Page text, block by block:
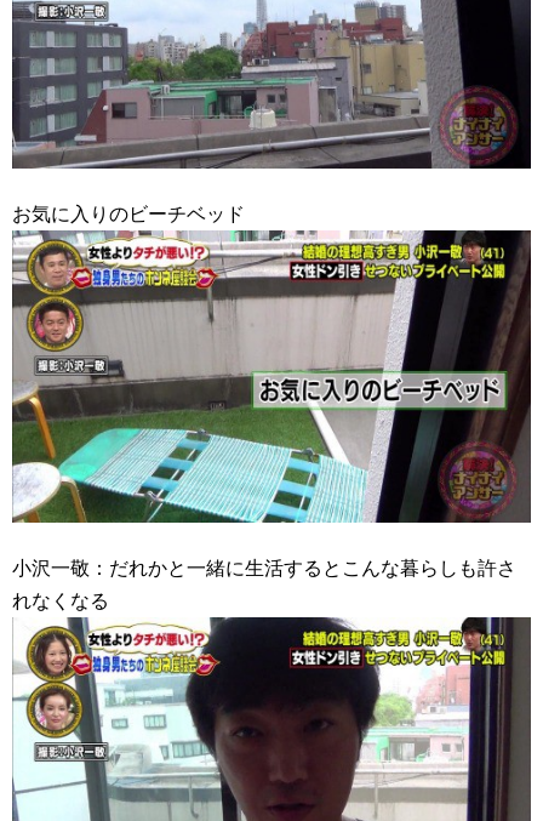
お気に入りのビーチベッド
小沢一敬：だれかと一緒に生活するとこんな暮らしも許さ
れなくなる